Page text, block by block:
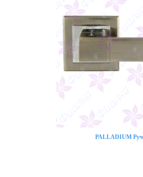
PALLADIUM